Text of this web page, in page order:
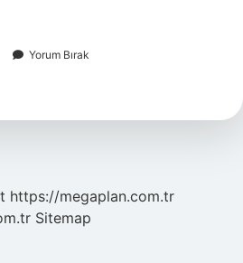
Yorum Bırak
https://megaplan.com.tr
Sitemap